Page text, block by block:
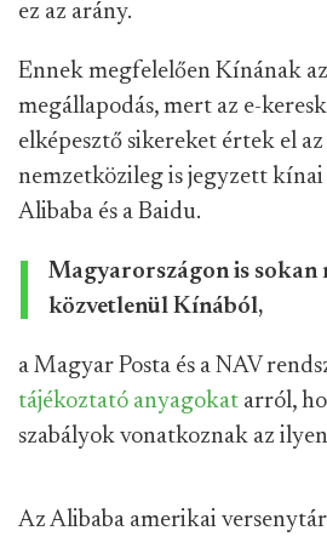
ez az arány.
Ennek megfelelően Kínának
megállapodás, mert az e-
elképesztő sikereket értek el
nemzetközileg is jegyzett kínai
Alibaba és a Baidu.
Magyarországon is sokan
közvetlenül Kínából,
a Magyar Posta és a NAV
tájékoztató anyagokat arról,
szabályok vonatkoznak az
Az Alibaba amerikai